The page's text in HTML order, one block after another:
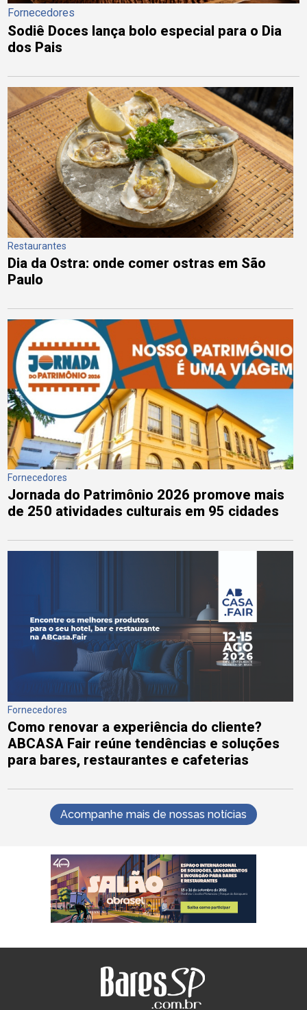
Fornecedores
Sodiê Doces lança bolo especial para o Dia
dos Pais
Restaurantes
Dia da Ostra: onde comer ostras em São
Paulo
Fornecedores
Jornada do Patrimônio 2026 promove mais
de 250 atividades culturais em 95 cidades
Fornecedores
Como renovar a experiência do cliente?
ABCASA Fair reúne tendências e soluções
para bares, restaurantes e cafeterias
Acompanhe mais de nossas notícias